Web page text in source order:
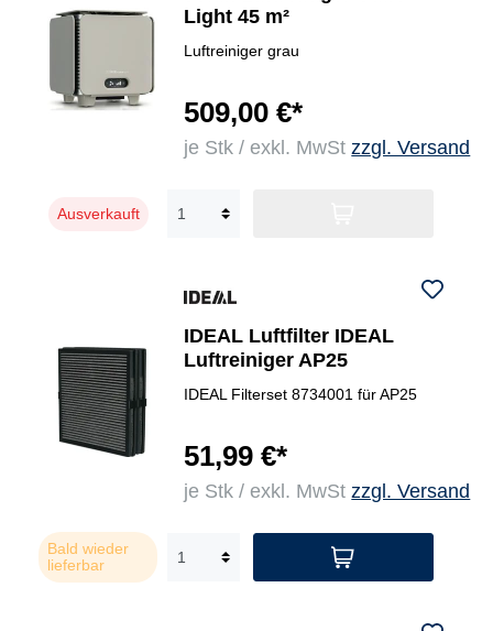
Light 45 m²
Luftreiniger grau
509,00 €*
je Stk / exkl. MwStzzgl. Versand
Ausverkauft
IDEAL Luftfilter IDEAL
Luftreiniger AP25
IDEAL Filterset 8734001 für AP25
51,99 €*
je Stk / exkl. MwStzzgl. Versand
Bald wieder
lieferbar